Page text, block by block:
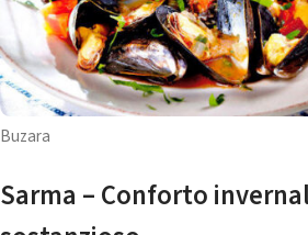
Buzara
Sarma – Conforto